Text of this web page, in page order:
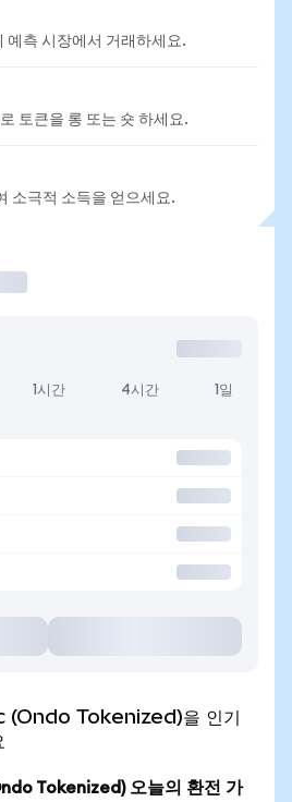
예측 시장에서 거래하세요.
토큰을 롱 또는 숏 하세요.
소극적 소득을 얻으세요.
1시간 4시간 1일
Tokenized)을 인기
Tokenized) 오늘의 환전 가